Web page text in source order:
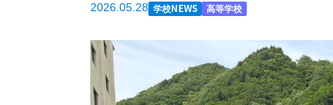
2026.05.28 学校NEWS 高等学校